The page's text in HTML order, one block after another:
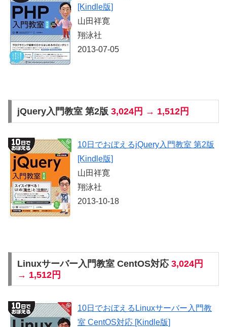
[Kindle版]
山田祥寛
翔泳社
2013-07-05
jQuery入門教室 第2版 3,024円 → 1,512円
10日でおぼえるjQuery入門教室 第2版
[Kindle版]
山田祥寛
翔泳社
2013-10-18
Linuxサーバー入門教室 CentOS対応 3,024円
→ 1,512円
10日でおぼえるLinuxサーバー入門教
室 CentOS対応 [Kindle版]